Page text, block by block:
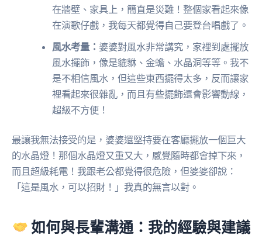
在牆壁、家具上，簡直是災難！整個家看起來像
在演歌仔戲，我每天都覺得自己要登台唱戲了。
風水考量： 婆婆對風水非常講究，家裡到處擺放
風水擺飾，像是貔貅、金蟾、水晶洞等等。我不
是不相信風水，但這些東西擺得太多，反而讓家
裡看起來很雜亂，而且有些擺飾還會影響動線，
超級不方便！
最讓我無法接受的是，婆婆還堅持要在客廳擺放一個巨大
的水晶燈！那個水晶燈又重又大，感覺隨時都會掉下來，
而且超級耗電！我跟老公都覺得很危險，但婆婆卻說：
「這是風水，可以招財！」我真的無言以對。
如何與長輩溝通：我的經驗與建議